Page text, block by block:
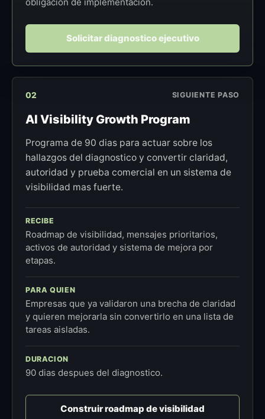
Solicitar diagnostico ejecutivo
02 SIGUIENTE PASO
AI Visibility Growth Program
Programa de 90 dias para actuar sobre los
hallazgos del diagnostico y convertir claridad,
autoridad y prueba comercial en un sistema de
visibilidad mas fuerte.
RECIBE
Roadmap de visibilidad, mensajes prioritarios,
activos de autoridad y sistema de mejora por
etapas.
PARA QUIEN
Empresas que ya validaron una brecha de claridad
y quieren mejorarla sin convertirlo en una lista de
tareas aisladas.
DURACION
90 dias despues del diagnostico.
Construir roadmap de visibilidad